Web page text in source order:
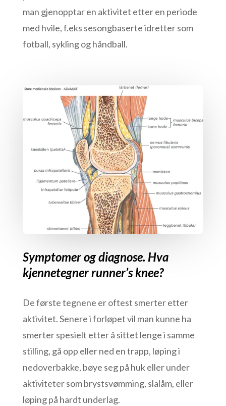
man gjenopptar en aktivitet etter en periode
med hvile, f.eks sesongbaserte idretter som
fotball, sykling og håndball.
Symptomer og diagnose. Hva
kjennetegner runner’s knee?
De første tegnene er oftest smerter etter
aktivitet. Senere i forløpet vil man kunne ha
smerter spesielt etter å sittet lenge i samme
stilling, gå opp eller ned en trapp, løping i
nedoverbakke, bøye seg på huk eller under
aktiviteter som brystsvømming, slalåm, eller
løping på hardt underlag.